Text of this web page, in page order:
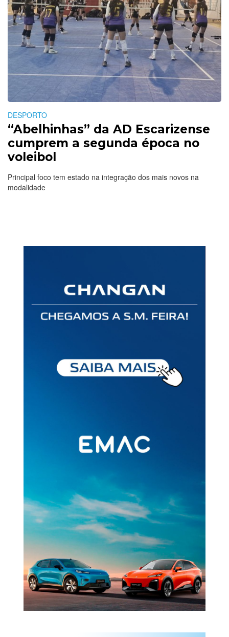
DESPORTO
“Abelhinhas” da AD Escarizense
cumprem a segunda época no
voleibol
Principal foco tem estado na integração dos mais novos na
modalidade